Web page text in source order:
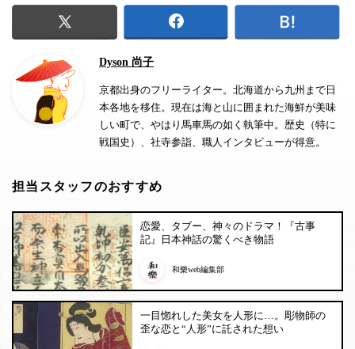
Dyson 尚子
京都出身のフリーライター。北海道から九州まで日
本各地を移住。現在は海と山に囲まれた海鮮が美味
しい町で、やはり馬車馬の如く執筆中。歴史（特に
戦国史）、社寺参詣、職人インタビューが得意。
担当スタッフのおすすめ
恋愛、タブー、神々のドラマ！『古事
記』日本神話の驚くべき物語
和樂web編集部
一目惚れした美女を人形に…。彫物師の
歪な恋と“人形”に託された想い